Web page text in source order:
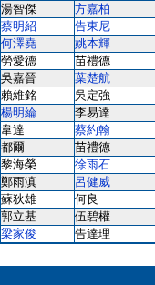
湯智傑 方嘉柏
蔡明紹 告東尼
何澤堯 姚本輝
勞愛德 苗禮德
吳嘉晉 葉楚航
賴維銘 吳定強
楊明綸 李易達
韋達 蔡約翰
都爾 苗禮德
黎海榮 徐雨石
鄭雨滇 呂健威
蘇狄雄 何良
郭立基 伍碧權
梁家俊
告達理